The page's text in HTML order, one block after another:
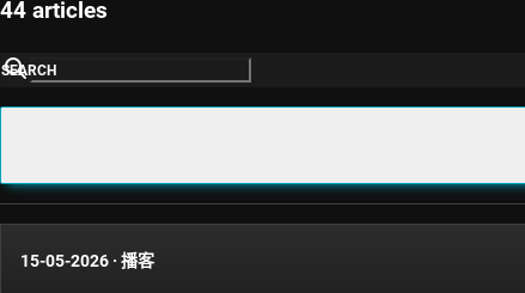
44 articles
SEARCH
15-05-2026 · 播客